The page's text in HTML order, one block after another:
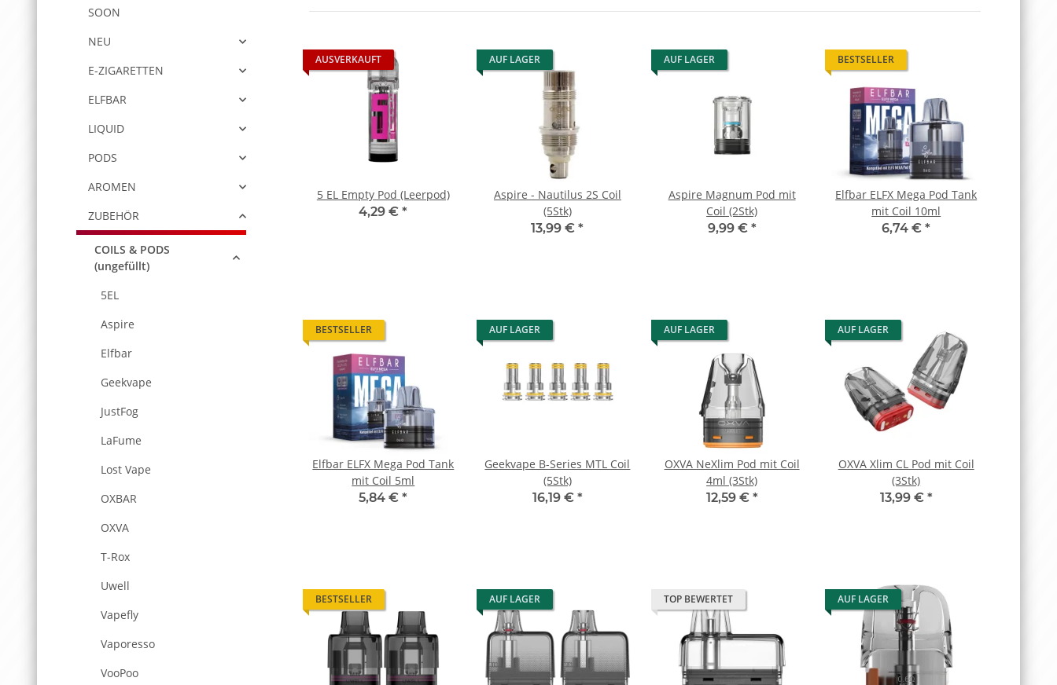
AUSVERKAUFT
5 EL Empty Pod (Leerpod)
4,29 €*
AUF LAGER
Aspire - Nautilus 2S Coil
(5Stk)
13,99 €*
AUF LAGER
Aspire Magnum Pod mit
Coil (2Stk)
9,99 € *
BESTSELLER
Elfbar ELFX Mega Pod Tank
mit Coil 10ml
6,74 €*
BESTSELLER
Elfbar ELFX Mega Pod Tank
mit Coil 5ml
5,84 €*
AUF LAGER
Geekvape B-Series MTL Coil
(5Stk)
16,19 € *
AUF LAGER
OXVA NeXlim Pod mit Coil
4ml (3Stk)
12,59 € *
AUF LAGER
OXVA Xlim CL Pod mit Coil
(3Stk)
13,99 € *
BESTSELLER AUF LAGER TOP BEWERTET AUF LAGER
SOON
NEU
E-ZIGARETTEN
ELFBAR
LIQUID
PODS
AROMEN
ZUBEHÖR
COILS & PODS
(ungefüllt)
5EL
Aspire
Elfbar
Geekvape
JustFog
LaFume
Lost Vape
OXBAR
OXVA
T-Rox
Uwell
Vapefly
Vaporesso
VooPoo